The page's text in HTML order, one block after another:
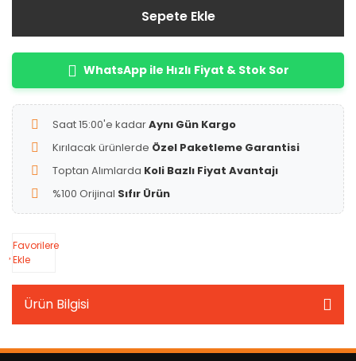
Sepete Ekle
WhatsApp ile Hızlı Fiyat & Stok Sor
Saat 15:00'e kadarAynı Gün Kargo
Kırılacak ürünlerde Özel Paketleme Garantisi
Toptan Alımlarda Koli Bazlı Fiyat Avantajı
%100 Orijinal Sıfır Ürün
Favorilere
Ekle
Ürün Bilgisi